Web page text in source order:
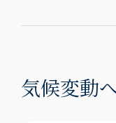
気候変動